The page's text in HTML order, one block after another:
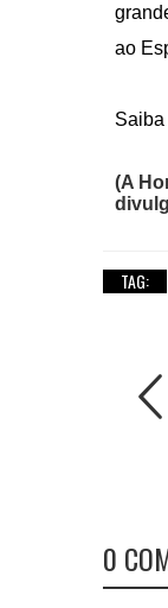
ao
Saiba
(A
TAG:
0